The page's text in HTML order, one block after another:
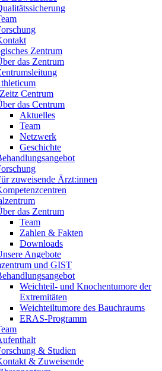
Zentrum
das Zentrum
Centrum
das Centrum
Aktuelles
Team
Netzwerk
Geschichte
zuweisende Ärzt:innen
das Zentrum
Team
Zahlen & Fakten
Downloads
Angebote
und GIST
Weichteil- und Knochentumore der
Extremitäten
Weichteiltumore des Bauchraums
ERAS-Programm
& Studien
& Zuweisende